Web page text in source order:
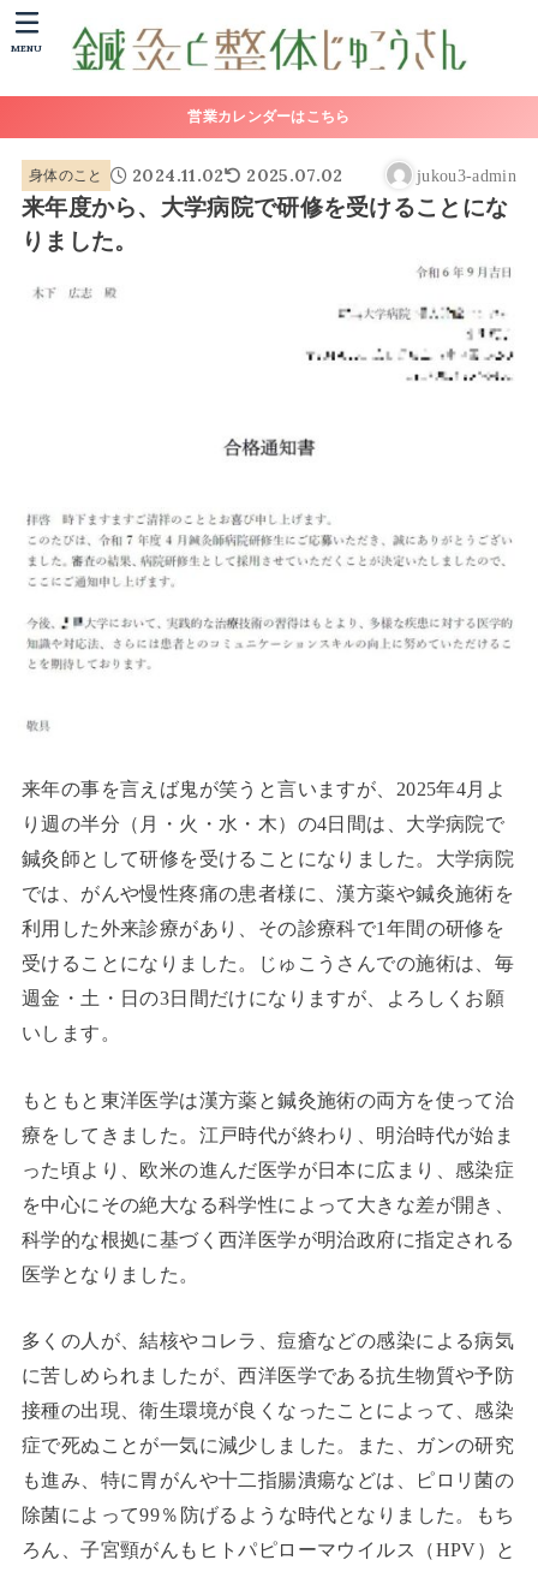
MENU
営業カレンダーはこちら
身体のこと 2024.11.02 2025.07.02 jukou3-admin
来年度から、大学病院で研修を受けることにな
りました。
来年の事を言えば鬼が笑うと言いますが、2025年4月よ
り週の半分（月・火・水・木）の4日間は、大学病院で
鍼灸師として研修を受けることになりました。大学病院
では、がんや慢性疼痛の患者様に、漢方薬や鍼灸施術を
利用した外来診療があり、その診療科で1年間の研修を
受けることになりました。じゅこうさんでの施術は、毎
週金・土・日の3日間だけになりますが、よろしくお願
いします。
もともと東洋医学は漢方薬と鍼灸施術の両方を使って治
療をしてきました。江戸時代が終わり、明治時代が始ま
った頃より、欧米の進んだ医学が日本に広まり、感染症
を中心にその絶大なる科学性によって大きな差が開き、
科学的な根拠に基づく西洋医学が明治政府に指定される
医学となりました。
多くの人が、結核やコレラ、痘瘡などの感染による病気
に苦しめられましたが、西洋医学である抗生物質や予防
接種の出現、衛生環境が良くなったことによって、感染
症で死ぬことが一気に減少しました。また、ガンの研究
も進み、特に胃がんや十二指腸潰瘍などは、ピロリ菌の
除菌によって99％防げるような時代となりました。もち
ろん、子宮頸がんもヒトパピローマウイルス（HPV）と